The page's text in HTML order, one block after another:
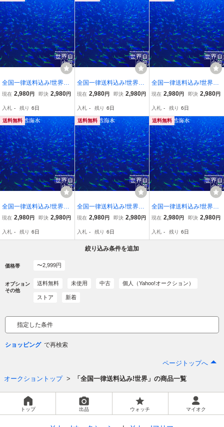
全国一律送料込み!世界遺
産 小笠原諸島の天然海
cm水槽に栄える！
現在 2,980円 即決 2,980円
入札 - 残り 6日
全国一律送料込み!世界遺
産 小笠原諸島の天然海
ケの発生を抑制！
現在 2,980円 即決 2,980円
入札 - 残り 6日
全国一律送料込み!世界遺
産 小笠原諸島の天然海
に
現在 2,980円 即決 2,980円
入札 - 残り 6日
送料無料
全国一律送料込み!世界遺
産 小笠原諸島の天然海
水槽が栄える 天然海水
は水槽装飾品
現在 2,980円 即決 2,980円
入札 - 残り 6日
送料無料
全国一律送料込み!世界遺
産 小笠原諸島の天然海
0cm水槽に栄える！
現在 2,980円 即決 2,980円
入札 - 残り 6日
送料無料
全国一律送料込み!世界遺
産 小笠原諸島の天然海
に 健康用品
現在 2,980円 即決 2,980円
入札 - 残り 6日
絞り込み条件を追加
価格帯 〜2,999円
オプション
その他
送料無料 未使用 中古 個人（Yahoo!オークション）
ストア 新着
指定した条件
ショッピング
ページトップへ
オークショントップ 「全国一律送料込み!世界」の商品一覧
トップ 出品 ウォッチ マイオク